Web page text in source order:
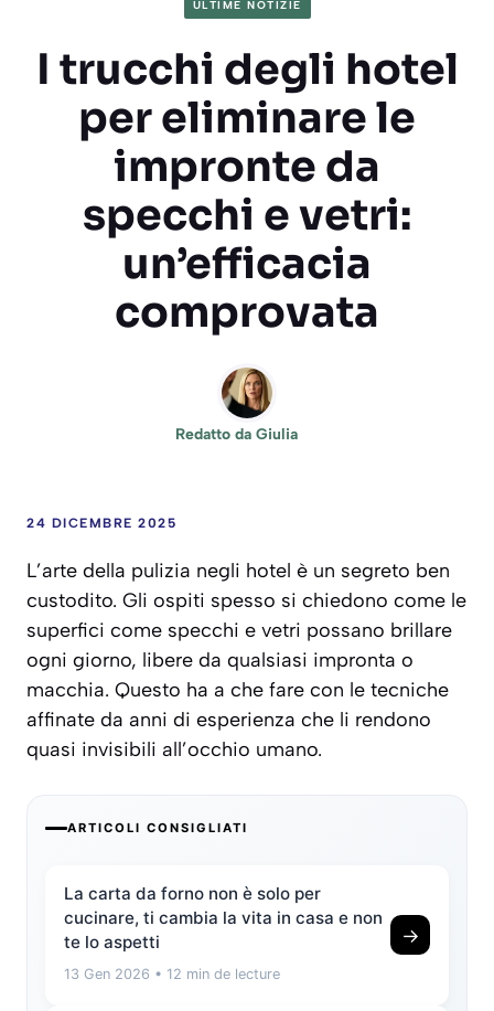
ULTIME NOTIZIE
I trucchi degli hotel
per eliminare le
impronte da
specchi e vetri:
un’efficacia
comprovata
Redatto da Giulia
24 DICEMBRE 2025
L’arte della pulizia negli hotel è un segreto ben
custodito. Gli ospiti spesso si chiedono come le
superfici come specchi e vetri possano brillare
ogni giorno, libere da qualsiasi impronta o
macchia. Questo ha a che fare con le tecniche
affinate da anni di esperienza che li rendono
quasi invisibili all’occhio umano.
ARTICOLI CONSIGLIATI
La carta da forno non è solo per
cucinare, ti cambia la vita in casa e non
te lo aspetti
13 Gen 2026 • 12 min de lecture
→